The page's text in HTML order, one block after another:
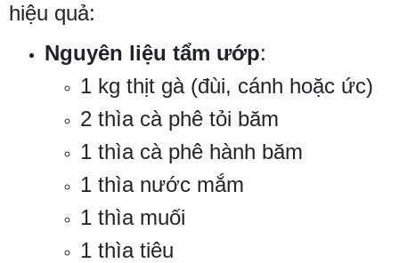
hiệu quả:
Nguyên liệu tẩm ướp:
1 kg thịt gà (đùi, cánh hoặc ức)
2 thìa cà phê tỏi băm
1 thìa cà phê hành băm
1 thìa nước mắm
1 thìa muối
1 thìa tiêu